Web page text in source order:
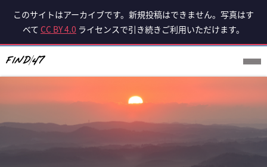
このサイトはアーカイブです。新規投稿はできません。写真はす
べて CC BY 4.0 ライセンスで引き続きご利用いただけます。